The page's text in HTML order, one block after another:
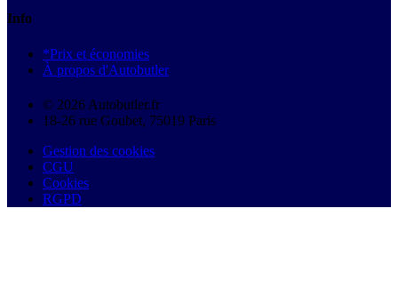
Info
*Prix et économies
À propos d'Autobutler
© 2026 Autobutler.fr
18-26 rue Goubet, 75019 Paris
Gestion des cookies
CGU
Cookies
RGPD